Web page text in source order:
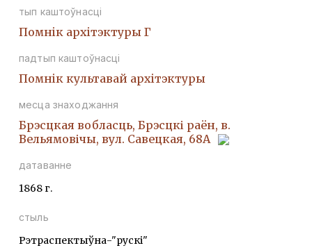
тып каштоўнасці
Помнiк архiтэктуры Г
падтып каштоўнасці
Помнiк культавай архiтэктуры
месца знаходжання
Брэсцкая вобласць, Брэсцкі раён, в.
Вельямовічы, вул. Савецкая, 68А
датаванне
1868 г.
стыль
Рэтраспектыўна-"рускі"